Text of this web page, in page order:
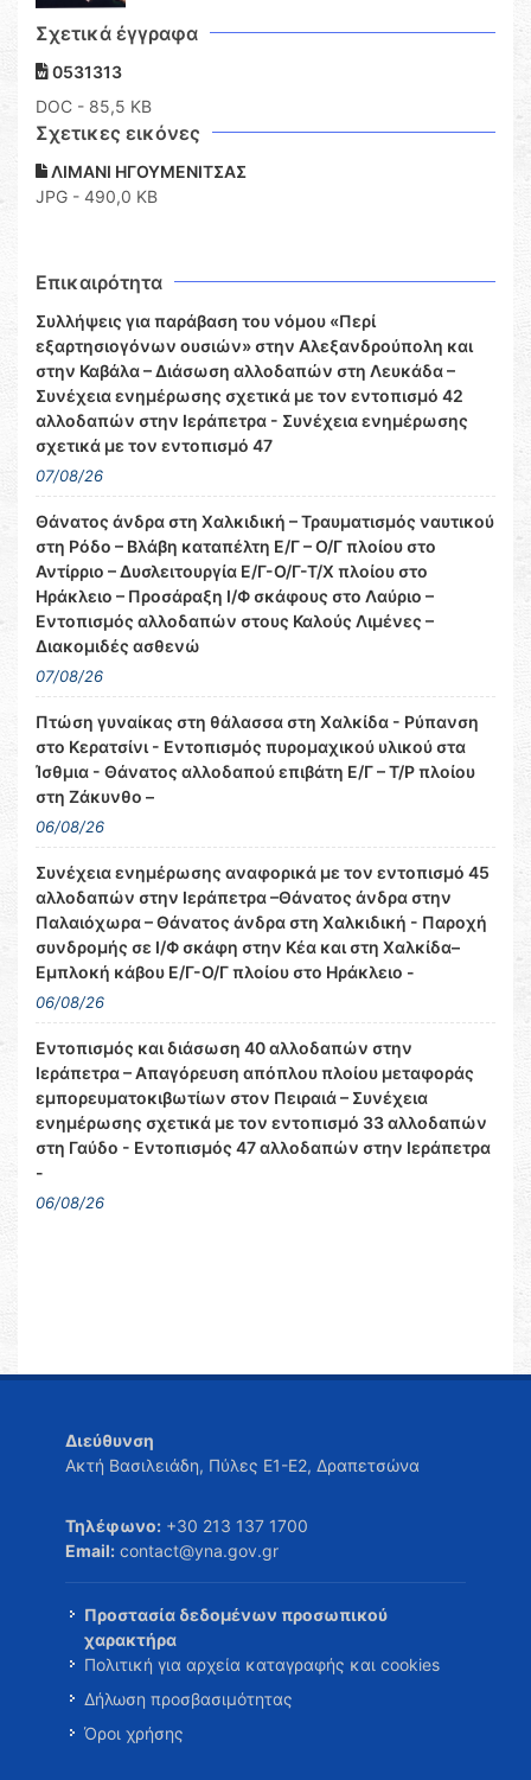
Σχετικά έγγραφα
0531313
DOC - 85,5 KB
Σχετικες εικόνες
ΛΙΜΑΝΙ ΗΓΟΥΜΕΝΙΤΣΑΣ
JPG - 490,0 KB
Επικαιρότητα
Συλλήψεις για παράβαση του νόμου «Περί
εξαρτησιογόνων ουσιών» στην Αλεξανδρούπολη και
στην Καβάλα – Διάσωση αλλοδαπών στη Λευκάδα –
Συνέχεια ενημέρωσης σχετικά με τον εντοπισμό 42
αλλοδαπών στην Ιεράπετρα - Συνέχεια ενημέρωσης
σχετικά με τον εντοπισμό 47
07/08/26
Θάνατος άνδρα στη Χαλκιδική – Τραυματισμός ναυτικού
στη Ρόδο – Βλάβη καταπέλτη Ε/Γ – Ο/Γ πλοίου στο
Αντίρριο – Δυσλειτουργία Ε/Γ-Ο/Γ-Τ/Χ πλοίου στο
Ηράκλειο – Προσάραξη Ι/Φ σκάφους στο Λαύριο –
Εντοπισμός αλλοδαπών στους Καλούς Λιμένες –
Διακομιδές ασθενώ
07/08/26
Πτώση γυναίκας στη θάλασσα στη Χαλκίδα - Ρύπανση
στο Κερατσίνι - Εντοπισμός πυρομαχικού υλικού στα
Ίσθμια - Θάνατος αλλοδαπού επιβάτη Ε/Γ – Τ/Ρ πλοίου
στη Ζάκυνθο –
06/08/26
Συνέχεια ενημέρωσης αναφορικά με τον εντοπισμό 45
αλλοδαπών στην Ιεράπετρα –Θάνατος άνδρα στην
Παλαιόχωρα – Θάνατος άνδρα στη Χαλκιδική - Παροχή
συνδρομής σε Ι/Φ σκάφη στην Κέα και στη Χαλκίδα–
Εμπλοκή κάβου Ε/Γ-Ο/Γ πλοίου στο Ηράκλειο -
06/08/26
Εντοπισμός και διάσωση 40 αλλοδαπών στην
Ιεράπετρα – Απαγόρευση απόπλου πλοίου μεταφοράς
εμπορευματοκιβωτίων στον Πειραιά – Συνέχεια
ενημέρωσης σχετικά με τον εντοπισμό 33 αλλοδαπών
στη Γαύδο - Εντοπισμός 47 αλλοδαπών στην Ιεράπετρα
-
06/08/26
Διεύθυνση
Ακτή Βασιλειάδη, Πύλες Ε1-Ε2, Δραπετσώνα
Τηλέφωνο: +30 213 137 1700
Email: contact@yna.gov.gr
Προστασία δεδομένων προσωπικού
χαρακτήρα
Πολιτική για αρχεία καταγραφής και cookies
Δήλωση προσβασιμότητας
Όροι χρήσης